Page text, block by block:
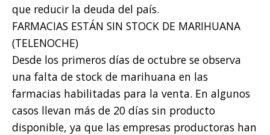
que reducir la deuda del país.
FARMACIAS ESTÁN SIN STOCK DE MARIHUANA
(TELENOCHE)
Desde los primeros días de octubre se observa
una falta de stock de marihuana en las
farmacias habilitadas para la venta. En algunos
casos llevan más de 20 días sin producto
disponible, ya que las empresas productoras han